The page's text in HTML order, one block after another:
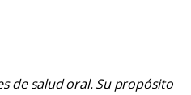
de salud oral. Su propósito